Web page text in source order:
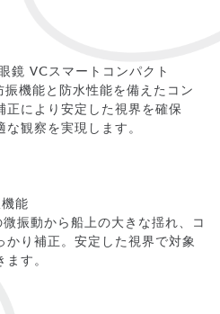
鏡 VCスマートコンパクト
機能と防水性能を備えたコン
により安定した視界を確保
観察を実現します。
能
振動から船上の大きな揺れ、コ
かり補正。安定した視界で対象
す。